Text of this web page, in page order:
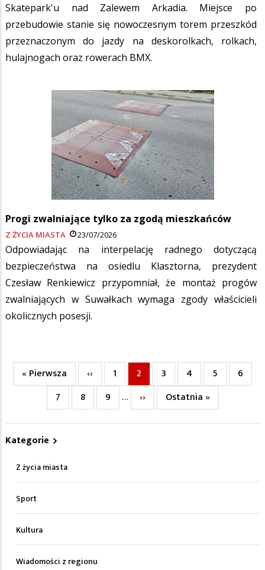
Skatepark'u nad Zalewem Arkadia. Miejsce po
przebudowie stanie się nowoczesnym torem przeszkód
przeznaczonym do jazdy na deskorolkach, rolkach,
hulajnogach oraz rowerach BMX.
Progi zwalniające tylko za zgodą mieszkańców
Z ŻYCIA MIASTA 23/07/2026
Odpowiadając na interpelację radnego dotyczącą
bezpieczeństwa na osiedlu Klasztorna, prezydent
Czesław Renkiewicz przypomniał, że montaż progów
zwalniających w Suwałkach wymaga zgody właścicieli
okolicznych posesji.
Stronicowanie
Pierwsza
strona
« Pierwsza
Poprzednia
strona
‹‹ Page
1
Bieżąca
strona
2 Page
3 Page
4 Page
5 Page
6
Page
7 Page
8 Page
9 …
Następna
strona
››
Ostatnia
strona
Ostatnia »
Kategorie
Z życia miasta
Sport
Kultura
Wiadomości z regionu